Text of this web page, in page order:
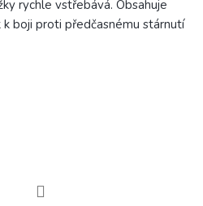
rychle vstřebává. Obsahuje
boji proti předčasnému stárnutí